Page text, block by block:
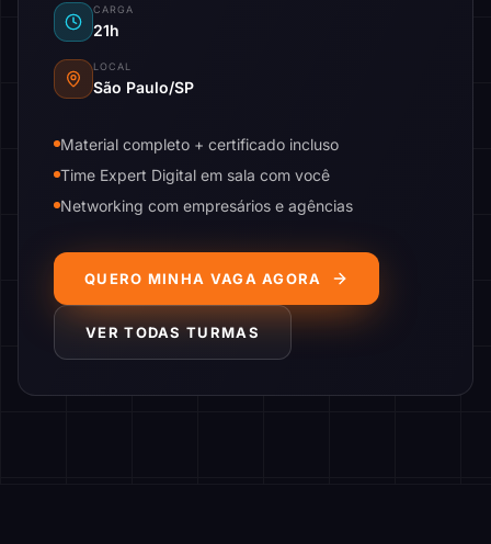
CARGA
21h
LOCAL
São Paulo/SP
Material completo + certificado incluso
Time Expert Digital em sala com você
Networking com empresários e agências
QUERO MINHA VAGA AGORA
VER TODAS TURMAS